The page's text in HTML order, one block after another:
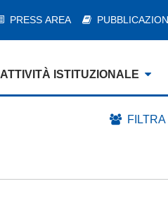
PRESS AREA
ATTIVITÀ ISTITUZIONALE